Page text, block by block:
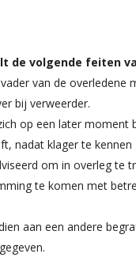
de volgende feiten
van de overledene
bij verweerder.
op een later moment
nadat klager te
om in overleg te
te komen met
aan een andere